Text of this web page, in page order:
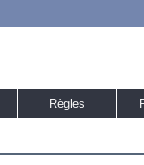
Règles